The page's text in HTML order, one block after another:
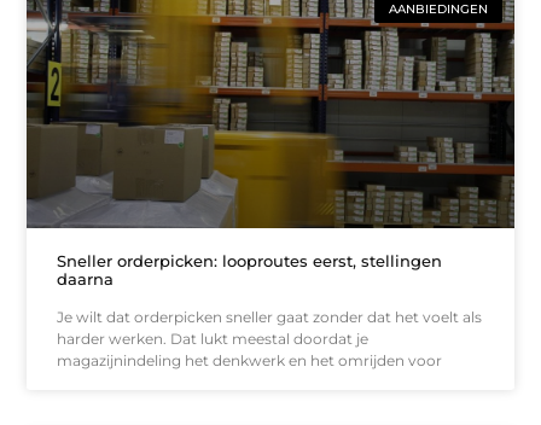
AANBIEDINGEN
Sneller orderpicken: looproutes eerst, stellingen
daarna
Je wilt dat orderpicken sneller gaat zonder dat het voelt als
harder werken. Dat lukt meestal doordat je
magazijnindeling het denkwerk en het omrijden voor